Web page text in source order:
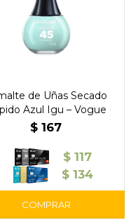
de Uñas Secado
Azul Igu – Vogue
$ 167
$ 117
$ 134